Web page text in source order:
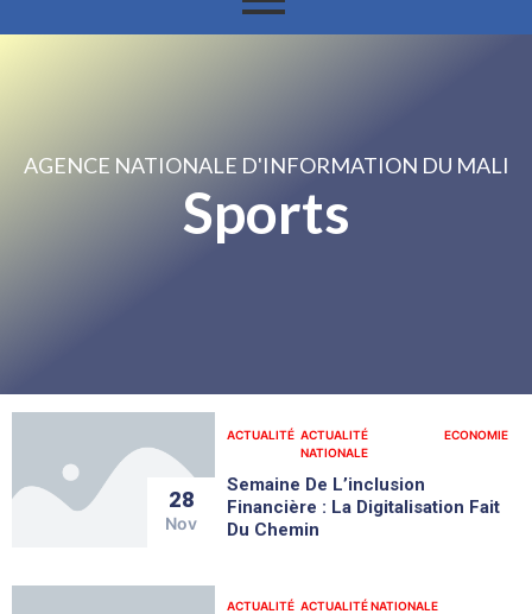
AGENCE NATIONALE D'INFORMATION DU MALI
Sports
28
Nov
ACTUALITÉ ACTUALITÉ
NATIONALE
ECONOMIE
Semaine De L’inclusion
Financière : La Digitalisation Fait
Du Chemin
ACTUALITÉ ACTUALITÉ NATIONALE